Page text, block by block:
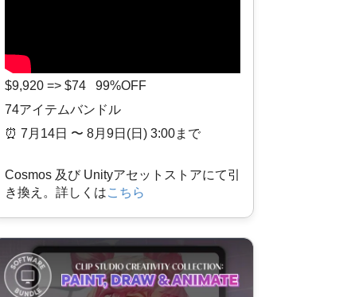
$9,920 => $74 99%OFF
74アイテムバンドル
⏰️ 7月14日 〜 8月9日(日) 3:00まで
Cosmos 及び Unityアセットストアにて引
き換え。詳しくはこちら